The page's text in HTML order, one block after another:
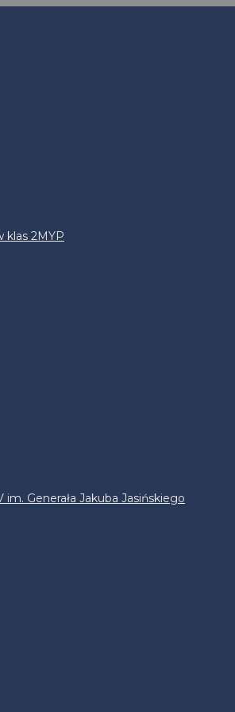
klas 2MYP
Generała Jakuba Jasińskiego